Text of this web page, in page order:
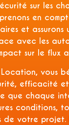
sur les
en
et assurons
avec les
sur le flux
vous
efficacité
que chaque
conditions,
votre projet.